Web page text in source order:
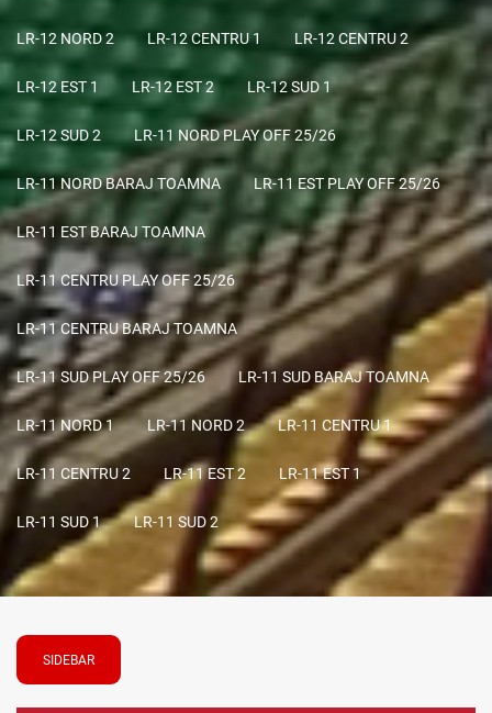
LR-12 NORD 2 LR-12 CENTRU 1 LR-12 CENTRU 2
LR-12 EST 1 LR-12 EST 2 LR-12 SUD 1
LR-12 SUD 2 LR-11 NORD PLAY OFF 25/26
LR-11 NORD BARAJ TOAMNA LR-11 EST PLAY OFF 25/26
LR-11 EST BARAJ TOAMNA
LR-11 CENTRU PLAY OFF 25/26
LR-11 CENTRU BARAJ TOAMNA
LR-11 SUD PLAY OFF 25/26 LR-11 SUD BARAJ TOAMNA
LR-11 NORD 1 LR-11 NORD 2 LR-11 CENTRU 1
LR-11 CENTRU 2 LR-11 EST 2 LR-11 EST 1
LR-11 SUD 1 LR-11 SUD 2
SIDEBAR